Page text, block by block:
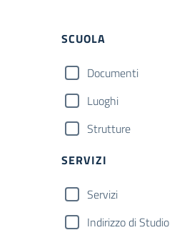
SCUOLA
Documenti
Luoghi
Strutture
SERVIZI
Servizi
Indirizzo di Studio